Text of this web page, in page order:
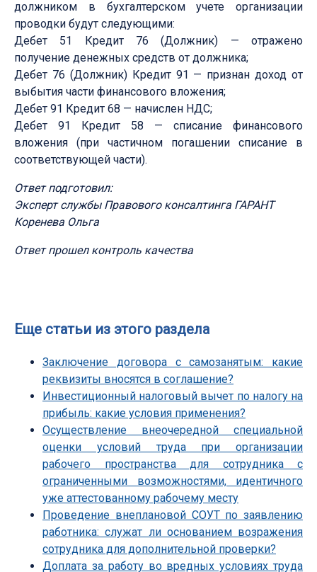
должником в бухгалтерском учете организации
проводки будут следующими:
Дебет 51 Кредит 76 (Должник) — отражено
получение денежных средств от должника;
Дебет 76 (Должник) Кредит 91 — признан доход от
выбытия части финансового вложения;
Дебет 91 Кредит 68 — начислен НДС;
Дебет 91 Кредит 58 — списание финансового
вложения (при частичном погашении списание в
соответствующей части).
Ответ подготовил:
Эксперт службы Правового консалтинга ГАРАНТ
Коренева Ольга
Ответ прошел контроль качества
Еще статьи из этого раздела
Заключение договора с самозанятым: какие
реквизиты вносятся в соглашение?
Инвестиционный налоговый вычет по налогу на
прибыль: какие условия применения?
Осуществление внеочередной специальной
оценки условий труда при организации
рабочего пространства для сотрудника с
ограниченными возможностями, идентичного
уже аттестованному рабочему месту
Проведение внеплановой СОУТ по заявлению
работника: служат ли основанием возражения
сотрудника для дополнительной проверки?
Доплата за работу во вредных условиях труда